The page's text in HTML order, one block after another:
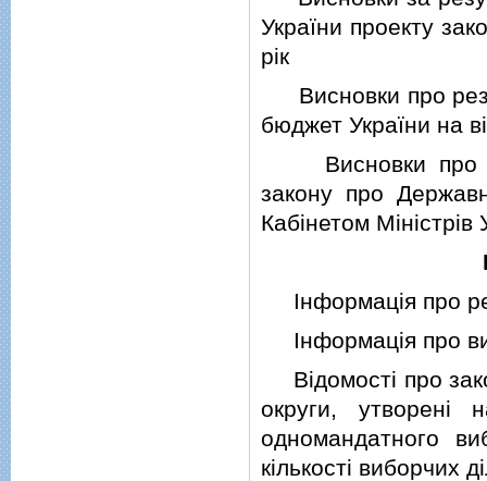
України проекту
рiк
Висновки про
бюджет України на
Висновки про
закону про
Кабiнетом Мiнiстрiв
Iнформацiя про
Iнформацiя про
Вiдомостi про
округи,
одномандатного
кiлькостi виборчих